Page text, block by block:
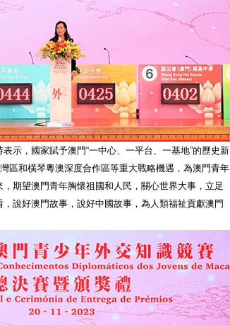
示，國家賦予澳門“一中心、一平台、一基地”的歷史新
區和橫琴粵澳深度合作區等重大戰略機遇，為澳門青年
期望澳門青年胸懷祖國和人民，關心世界大事，立足
說好澳門故事，說好中國故事，為人類福祉貢獻澳門